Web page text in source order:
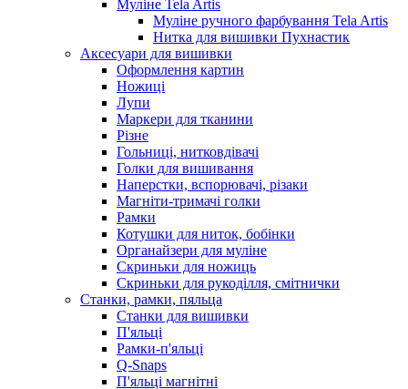
Муліне Tela Artis
Муліне ручного фарбування Tela Artis
Нитка для вишивки Пухнастик
Аксесуари для вишивки
Оформлення картин
Ножиці
Лупи
Маркери для тканини
Різне
Гольниці, нитковдівачі
Голки для вишивання
Наперстки, вспорювачі, різаки
Магніти-тримачі голки
Рамки
Котушки для ниток, бобінки
Органайзери для муліне
Скриньки для ножиць
Скриньки для рукоділля, смітнички
Станки, рамки, пяльца
Станки для вишивки
П'яльці
Рамки-п'яльці
Q-Snaps
П'яльці магнітні